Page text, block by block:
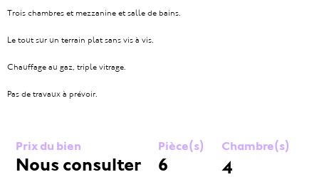
Trois chambres et mezzanine et salle de bains.
Le tout sur un terrain plat sans vis à vis.
Chauffage au gaz, triple vitrage.
Pas de travaux à prévoir.
Prix du bien
Nous consulter
Pièce(s)
6
Chambre(s)
4